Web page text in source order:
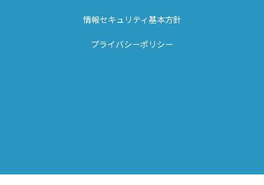
情報セキュリティ基本方針
プライバシーポリシー